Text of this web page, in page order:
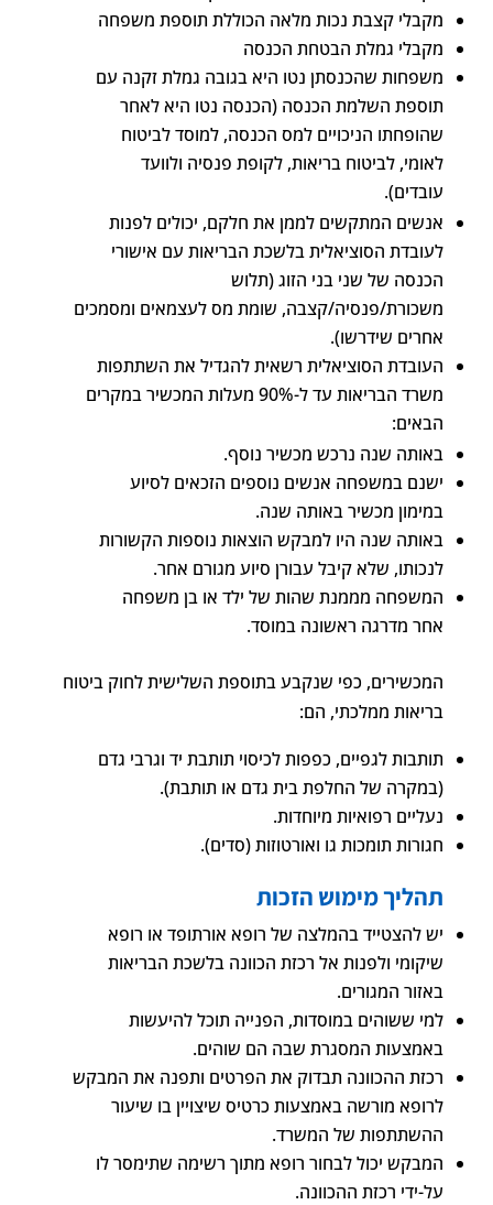
מקבלי קצבת נכות מלאה הכוללת תוספת משפחה
מקבלי גמלת הבטחת הכנסה
משפחות שהכנסתן נטו היא בגובה גמלת זקנה עם
תוספת השלמת הכנסה (הכנסה נטו היא לאחר
שהופחתו הניכויים למס הכנסה, למוסד לביטוח
לאומי, לביטוח בריאות, לקופת פנסיה ולוועד
עובדים).
אנשים המתקשים לממן את חלקם, יכולים לפנות
לעובדת הסוציאלית בלשכת הבריאות עם אישורי
הכנסה של שני בני הזוג (תלוש
משכורת/פנסיה/קצבה, שומת מס לעצמאים ומסמכים
אחרים שידרשו).
העובדת הסוציאלית רשאית להגדיל את השתתפות
משרד הבריאות עד ל-90% מעלות המכשיר במקרים
הבאים:
באותה שנה נרכש מכשיר נוסף.
ישנם במשפחה אנשים נוספים הזכאים לסיוע
במימון מכשיר באותה שנה.
באותה שנה היו למבקש הוצאות נוספות הקשורות
לנכותו, שלא קיבל עבורן סיוע מגורם אחר.
המשפחה מממנת שהות של ילד או בן משפחה
אחר מדרגה ראשונה במוסד.
המכשירים, כפי שנקבע בתוספת השלישית לחוק ביטוח
בריאות ממלכתי, הם:
תותבות לגפיים, כפפות לכיסוי תותבת יד וגרבי גדם
(במקרה של החלפת בית גדם או תותבת).
נעליים רפואיות מיוחדות.
חגורות תומכות גו ואורטוזות (סדים).
תהליך מימוש הזכות
יש להצטייד בהמלצה של רופא אורתופד או רופא
שיקומי ולפנות אל רכזת הכוונה בלשכת הבריאות
באזור המגורים.
למי ששוהים במוסדות, הפנייה תוכל להיעשות
באמצעות המסגרת שבה הם שוהים.
רכזת ההכוונה תבדוק את הפרטים ותפנה את המבקש
לרופא מורשה באמצעות כרטיס שיצויין בו שיעור
ההשתתפות של המשרד.
המבקש יכול לבחור רופא מתוך רשימה שתימסר לו
על-ידי רכזת ההכוונה.